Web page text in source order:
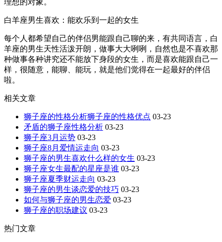
理想的对象。
白羊座男生喜欢：能欢乐到一起的女生
每个人都希望自己的伴侣男能跟自己聊的来，有共同语言，白
羊座的男生天性活泼开朗，做事大大咧咧，自然也是不喜欢那
种做事各种讲究还不能放下身段的女生，而是喜欢能跟自己一
样，很随意，能聊、能玩，就是他们觉得在一起最好的伴侣
啦。
相关文章
狮子座的性格分析狮子座的性格优点 03-23
矛盾的狮子座性格分析 03-23
狮子座3月运势 03-23
狮子座8月爱情运走向 03-23
狮子座的男生喜欢什么样的女生 03-23
狮子座女生最配的星座是谁 03-23
狮子座夏季财运走向 03-23
狮子座的男生谈恋爱的技巧 03-23
如何与狮子座的男生恋爱 03-23
狮子座的职场建议 03-23
热门文章